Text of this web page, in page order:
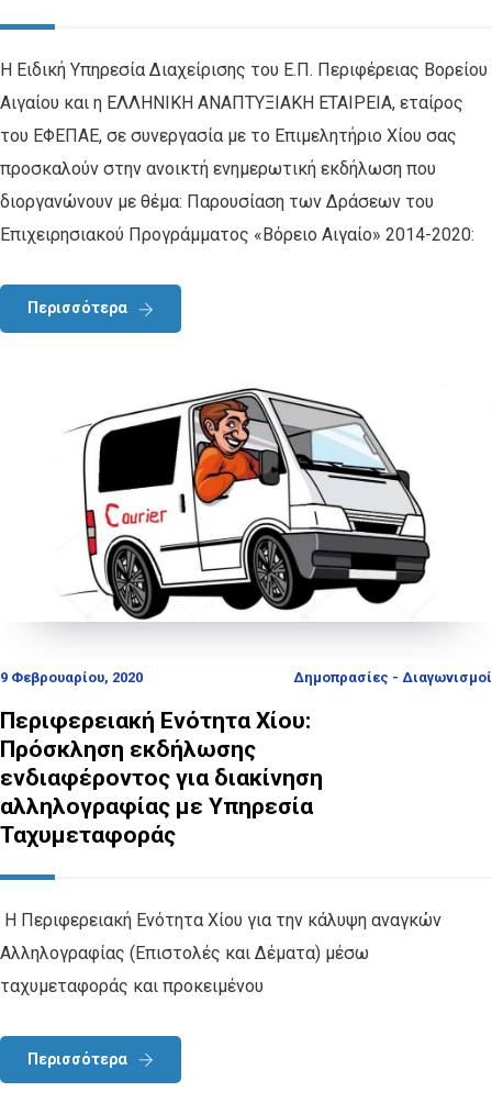
Η Ειδική Υπηρεσία Διαχείρισης του Ε.Π. Περιφέρειας Βορείου
Αιγαίου και η ΕΛΛΗΝΙΚΗ ΑΝΑΠΤΥΞΙΑΚΗ ΕΤΑΙΡΕΙΑ, εταίρος
του ΕΦΕΠΑΕ, σε συνεργασία με το Επιμελητήριο Χίου σας
προσκαλούν στην ανοικτή ενημερωτική εκδήλωση που
διοργανώνουν με θέμα: Παρουσίαση των Δράσεων του
Επιχειρησιακού Προγράμματος «Βόρειο Αιγαίο» 2014-2020:
Περισσότερα
9 Φεβρουαρίου, 2020 Δημοπρασίες - Διαγωνισμοί
Περιφερειακή Ενότητα Χίου:
Πρόσκληση εκδήλωσης
ενδιαφέροντος για διακίνηση
αλληλογραφίας με Υπηρεσία
Ταχυμεταφοράς
Η Περιφερειακή Ενότητα Χίου για την κάλυψη αναγκών
Αλληλογραφίας (Επιστολές και Δέματα) μέσω
ταχυμεταφοράς και προκειμένου
Περισσότερα